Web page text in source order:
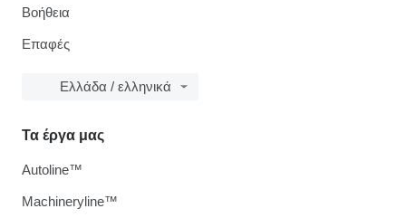
Βοήθεια
Επαφές
Ελλάδα / ελληνικά
Τα έργα μας
Autoline™
Machineryline™